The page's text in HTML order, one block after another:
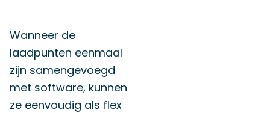
Wanneer de
laadpunten eenmaal
zijn samengevoegd
met software, kunnen
ze eenvoudig als flex